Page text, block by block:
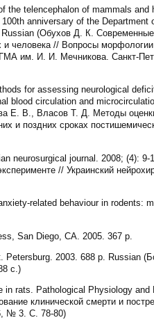
the telencephalon of mammals and
anniversary of the Department
(Обухов Д. К.
и человека // Вопросы
им. И. И. Мечникова. Санкт-
for assessing neurological
blood circulation and
Е. В., Власов Т. Д. Методы
и поздних сроках
neurosurgical journal. 2008; (4): 9-
// Украинский
related behaviour in rodents:
San Diego, CA. 2005. 367 p.
2003. 688 p. Russian
c.)
rats. Pathological Physiology and
клинической смерти и
№ 3. С. 78-80)